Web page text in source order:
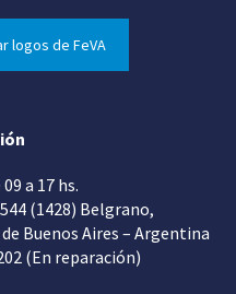
logos de FeVA
a 17 hs.
(1428) Belgrano,
Buenos Aires – Argentina
(En reparación)